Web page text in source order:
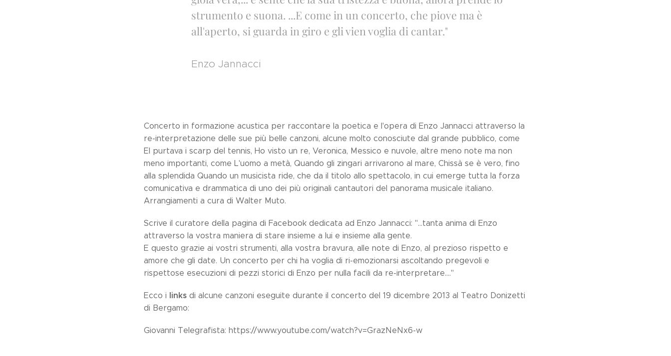
strumento e suona. ...E come in un concerto, che piove ma è
all'aperto, si guarda in giro e gli vien voglia di cantar."
Enzo Jannacci
Concerto in formazione acustica per raccontare la poetica e l'opera di Enzo Jannacci attraverso la
re-interpretazione delle sue più belle canzoni, alcune molto conosciute dal grande pubblico, come
El purtava i scarp del tennis, Ho visto un re, Veronica, Messico e nuvole, altre meno note ma non
meno importanti, come L'uomo a metà, Quando gli zingari arrivarono al mare, Chissà se è vero, fino
alla splendida Quando un musicista ride, che da il titolo allo spettacolo, in cui emerge tutta la forza
comunicativa e drammatica di uno dei più originali cantautori del panorama musicale italiano.
Arrangiamenti a cura di Walter Muto.
Scrive il curatore della pagina di Facebook dedicata ad Enzo Jannacci: "...tanta anima di Enzo
attraverso la vostra maniera di stare insieme a lui e insieme alla gente.
E questo grazie ai vostri strumenti, alla vostra bravura, alle note di Enzo, al prezioso rispetto e
amore che gli date. Un concerto per chi ha voglia di ri-emozionarsi ascoltando pregevoli e
rispettose esecuzioni di pezzi storici di Enzo per nulla facili da re-interpretare...."
Ecco i linksdi alcune canzoni eseguite durante il concerto del 19 dicembre 2013 al Teatro Donizetti
di Bergamo:
Giovanni Telegrafista: https://www.youtube.com/watch?v=GrazNeNx6-w